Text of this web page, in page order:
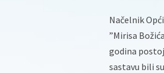
Načelnik
”Mirisa
godina
sastavu bili